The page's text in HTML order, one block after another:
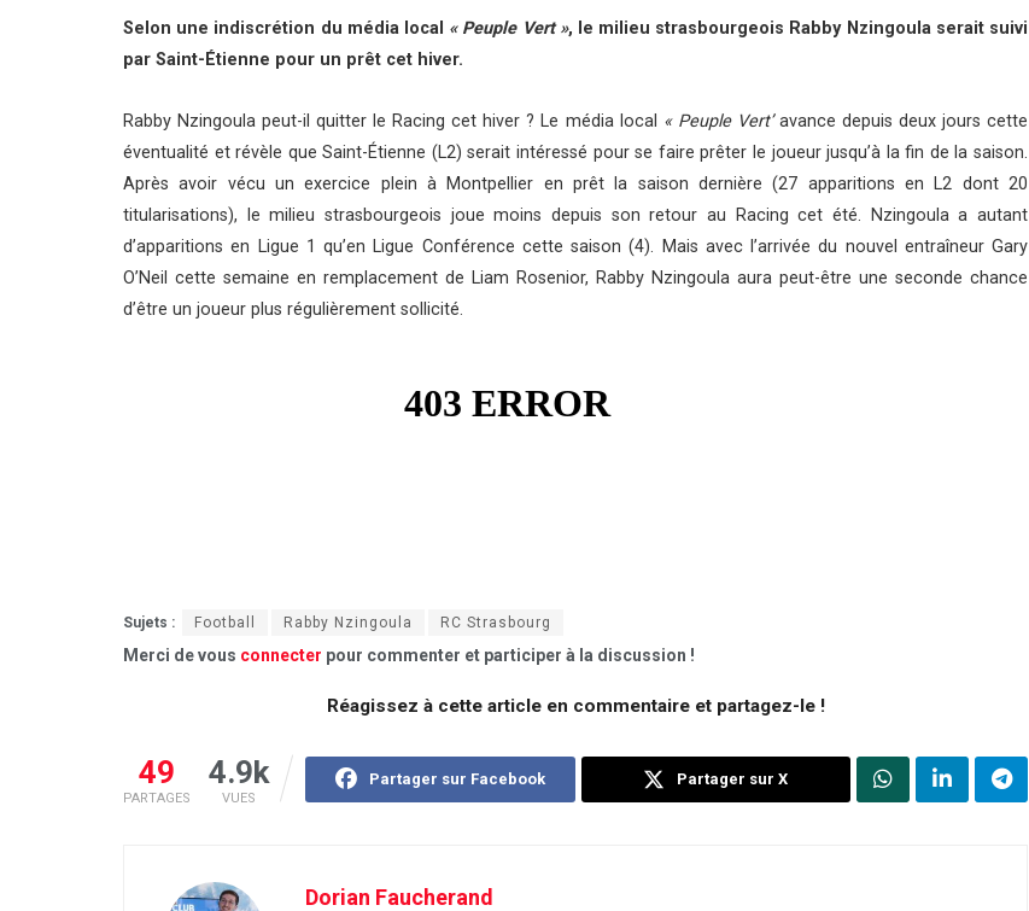
Selon une indiscrétion du média local « Peuple Vert », le milieu strasbourgeois Rabby Nzingoula serait suivi
par Saint-Étienne pour un prêt cet hiver.
Rabby Nzingoula peut-il quitter le Racing cet hiver ? Le média local « Peuple Vert’avance depuis deux jours cette
éventualité et révèle que Saint-Étienne (L2) serait intéressé pour se faire prêter le joueur jusqu’à la fin de la saison.
Après avoir vécu un exercice plein à Montpellier en prêt la saison dernière (27 apparitions en L2 dont 20
titularisations), le milieu strasbourgeois joue moins depuis son retour au Racing cet été. Nzingoula a autant
d’apparitions en Ligue 1 qu’en Ligue Conférence cette saison (4). Mais avec l’arrivée du nouvel entraîneur Gary
O’Neil cette semaine en remplacement de Liam Rosenior, Rabby Nzingoula aura peut-être une seconde chance
d’être un joueur plus régulièrement sollicité.
Sujets : Football Rabby Nzingoula RC Strasbourg
Merci de vous connecter pour commenter et participer à la discussion !
Réagissez à cette article en commentaire et partagez-le !
49
PARTAGES
4.9k
VUES
Partager sur Facebook Partager sur X
Dorian Faucherand